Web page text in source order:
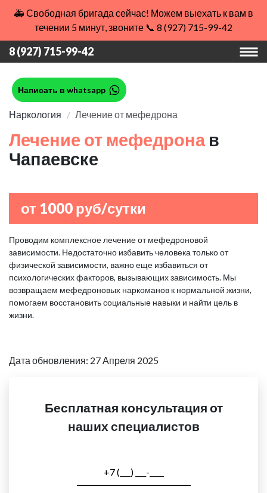
🚑 Свободная бригада сейчас! Можем выехать к вам в
течении 5 минут, звоните 📞 8 (927) 715-99-42
8 (927) 715-99-42
Написать в whatsapp
Наркология Лечение от мефедрона
Лечение от мефедрона в
Чапаевске
от 1000 руб/сутки
Проводим комплексное лечение от мефедроновой
зависимости. Недостаточно избавить человека только от
физической зависимости, важно еще избавиться от
психологических факторов, вызывающих зависимость. Мы
возвращаем мефедроновых наркоманов к нормальной жизни,
помогаем восстановить социальные навыки и найти цель в
жизни.
Дата обновления: 27 Апреля 2025
Бесплатная консультация от
наших специалистов